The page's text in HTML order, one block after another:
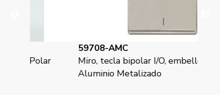
59708-AMC
Miro, tecla bipolar I/O, embellecedor,
Aluminio Metalizado